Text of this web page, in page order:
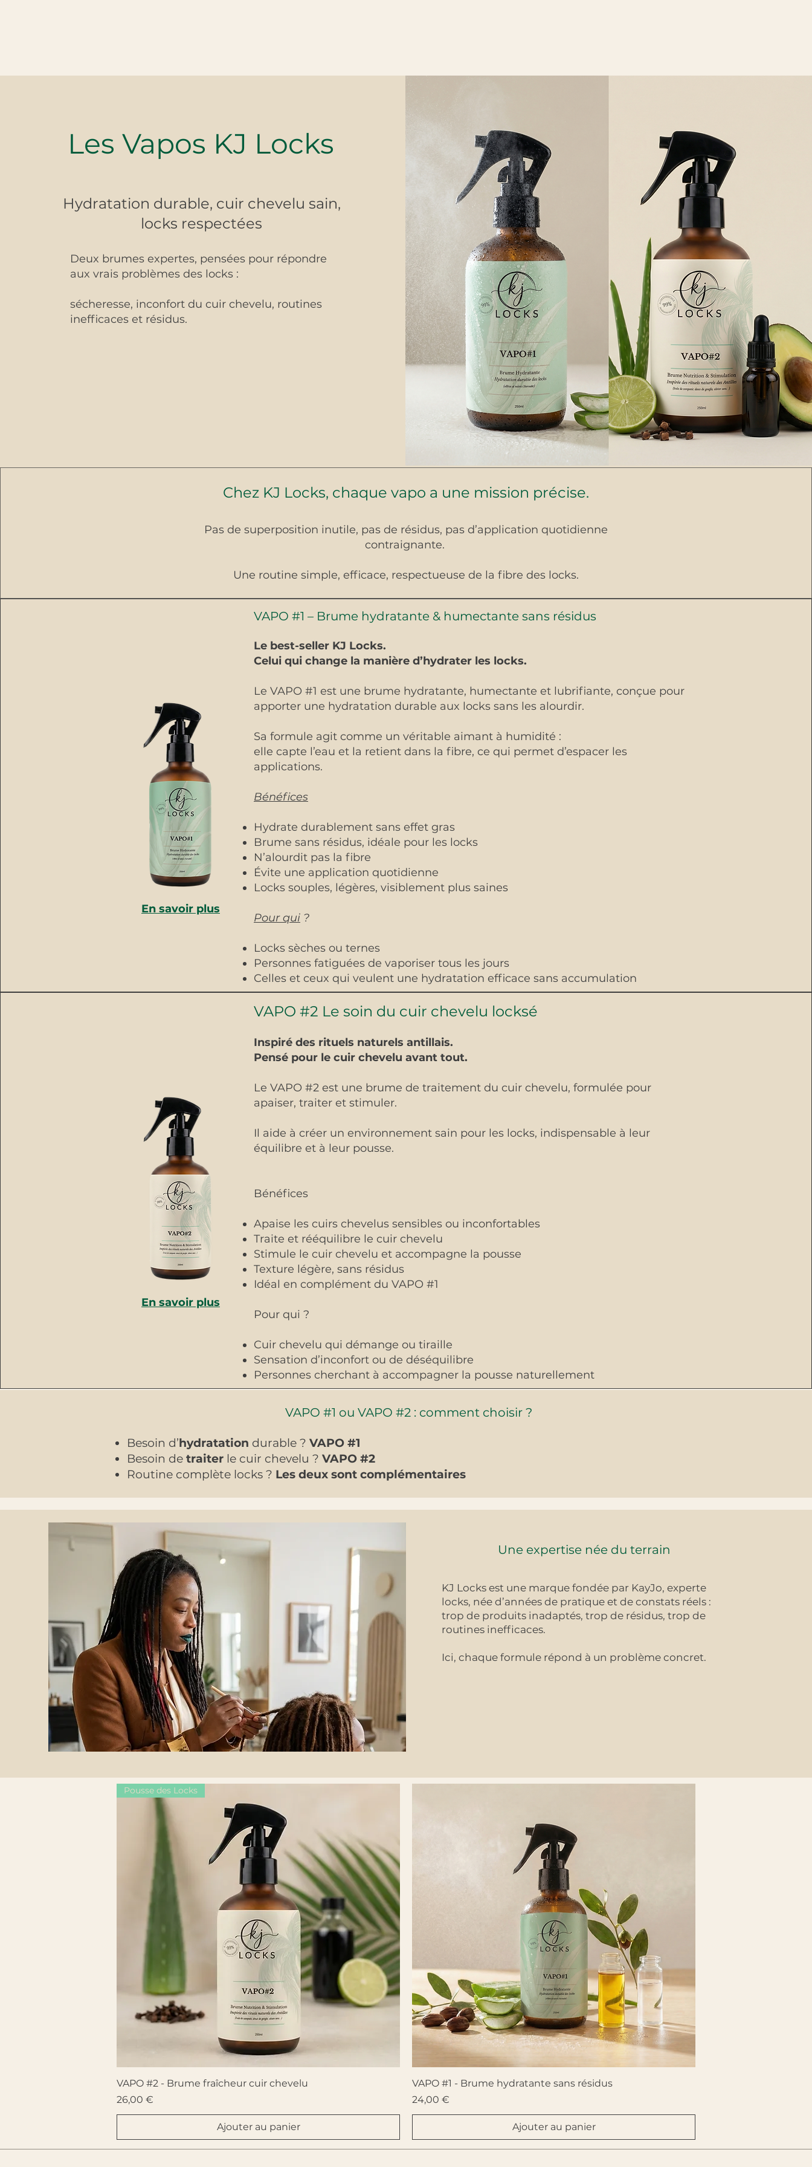
Les Vapos KJ Locks
Hydratation durable, cuir chevelu sain,
locks respectées
Deux brumes expertes, pensées pour répondre
aux vrais problèmes des locks :
sécheresse, inconfort du cuir chevelu, routines
inefficaces et résidus.
Chez KJ Locks, chaque vapo a une mission précise.
Pas de superposition inutile, pas de résidus, pas d’application quotidienne
contraignante.
Une routine simple, efficace, respectueuse de la fibre des locks.
L’hydratation intelligente des locks
En savoir plus
VAPO #1 – Brume hydratante & humectante sans résidus
Le best-seller KJ Locks.
Celui qui change la manière d’hydrater les locks.
Le VAPO #1 est une brume hydratante, humectante et lubrifiante, conçue pour
apporter une hydratation durable aux locks sans les alourdir.
Sa formule agit comme un véritable aimant à humidité :
elle capte l’eau et la retient dans la fibre, ce qui permet d’espacer les
applications.
Bénéfices
Hydrate durablement sans effet gras
Brume sans résidus, idéale pour les locks
N’alourdit pas la fibre
Évite une application quotidienne
Locks souples, légères, visiblement plus saines
Pour qui ?
Locks sèches ou ternes
Personnes fatiguées de vaporiser tous les jours
Celles et ceux qui veulent une hydratation efficace sans accumulation
En savoir plus
VAPO #2 Le soin du cuir chevelu locksé
Inspiré des rituels naturels antillais.
Pensé pour le cuir chevelu avant tout.
Le VAPO #2 est une brume de traitement du cuir chevelu, formulée pour
apaiser, traiter et stimuler.
Il aide à créer un environnement sain pour les locks, indispensable à leur
équilibre et à leur pousse.
Bénéfices
Apaise les cuirs chevelus sensibles ou inconfortables
Traite et rééquilibre le cuir chevelu
Stimule le cuir chevelu et accompagne la pousse
Texture légère, sans résidus
Idéal en complément du VAPO #1
Pour qui ?
Cuir chevelu qui démange ou tiraille
Sensation d’inconfort ou de déséquilibre
Personnes cherchant à accompagner la pousse naturellement
VAPO #1 ou VAPO #2 : comment choisir ?
Besoin d’hydratation durable ? VAPO #1
Besoin de traiter le cuir chevelu ? VAPO #2
Routine complète locks ? Les deux sont complémentaires
Une expertise née du terrain
KJ Locks est une marque fondée par KayJo, experte
locks, née d’années de pratique et de constats réels :
trop de produits inadaptés, trop de résidus, trop de
routines inefficaces.
Ici, chaque formule répond à un problème concret.
Aperçu rapide
Pousse des Locks
VAPO #2 - Brume fraîcheur cuir chevelu
Prix
26,00 €
Ajouter au panier
Aperçu rapide
VAPO #1 - Brume hydratante sans résidus
Prix
24,00 €
Ajouter au panier